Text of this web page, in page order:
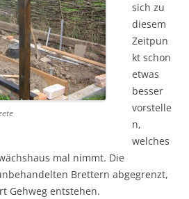
sich zu
diesem
Zeitpun
kt schon
etwas
besser
vorstelle
n,
welches
mal nimmt. Die
Brettern abgegrenzt,
Gehweg entstehen.